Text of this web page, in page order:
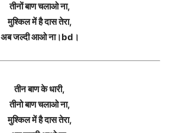
तीनों बाण चलाओ ना,
मुश्किल में है दास तेरा,
अब जल्दी आओ ना।bd।
तीन बाण के धारी,
तीनो बाण चलाओ ना,
मुश्किल में है दास तेरा,